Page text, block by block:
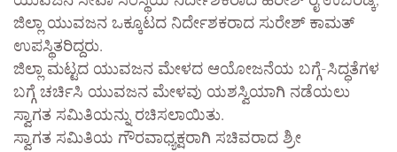
ಜಿಲ್ಲಾ ಯುವಜನ ಒಕ್ಕೂಟದ ನಿರ್ದೇಶಕರಾದ ಸುರೇಶ್ ಕಾಮತ್
ಉಪಸ್ಥಿತರಿದ್ದರು.
ಜಿಲ್ಲಾ ಮಟ್ಟದ ಯುವಜನ ಮೇಳದ ಆಯೋಜನೆಯ ಬಗ್ಗೆ-ಸಿದ್ಧತೆಗಳ
ಬಗ್ಗೆ ಚರ್ಚಿಸಿ ಯುವಜನ ಮೇಳವು ಯಶಸ್ವಿಯಾಗಿ ನಡೆಯಲು
ಸ್ವಾಗತ ಸಮಿತಿಯನ್ನು ರಚಿಸಲಾಯಿತು.
ಸ್ವಾಗತ ಸಮಿತಿಯ ಗೌರವಾಧ್ಯಕ್ಷರಾಗಿ ಸಚಿವರಾದ ಶ್ರೀ